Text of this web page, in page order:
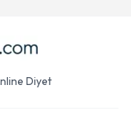
Diyet